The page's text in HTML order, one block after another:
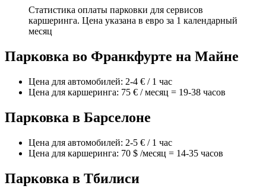
Статистика оплаты парковки для сервисов
каршеринга. Цена указана в евро за 1 календарный
месяц
Парковка во Франкфурте на Майне
Цена для автомобилей: 2-4 € / 1 час
Цена для каршеринга: 75 € / месяц = 19-38 часов
Парковка в Барселоне
Цена для автомобилей: 2-5 € / 1 час
Цена для каршеринга: 70 $ /месяц = 14-35 часов
Парковка в Тбилиси